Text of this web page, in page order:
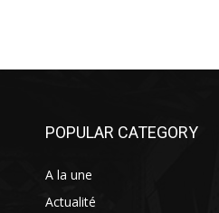
POPULAR CATEGORY
A la une
Actualité